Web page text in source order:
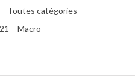
Toutes catégories
– Macro